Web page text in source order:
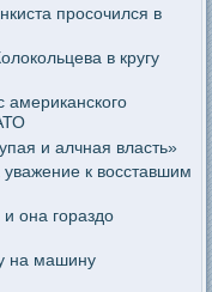
просочился в
в кругу
американского
и алчная власть»
к восставшим
она гораздо
на машину